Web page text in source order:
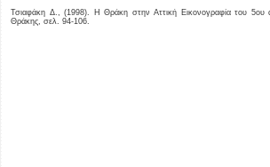
Τσιαφάκη Δ., (1998). Η Θράκη στην Αττική Εικονογραφία του 5ου
Θράκης, σελ. 94-106.